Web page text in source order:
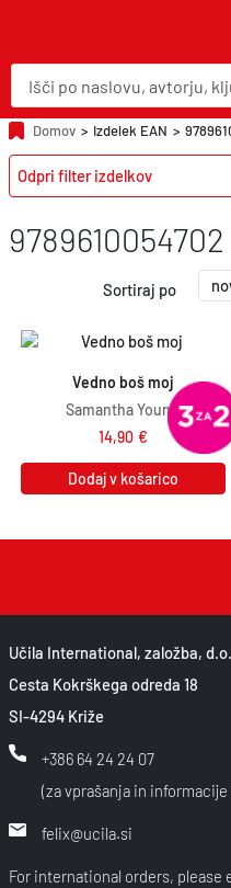
P
o
d
u
c
t
s
r
c
Domov > Izdelek EAN >
9789610054702
Sortiraj po
Vedno boš moj
Samantha Young
14,90 €
Dodaj v košarico
Odpri filter izdelkov
Učila International, založba,
Cesta Kokrškega odreda 18
SI-4294 Križe
+386 64 24 24 07
(za vprašanja in
felix@ucila.si
For international orders, please